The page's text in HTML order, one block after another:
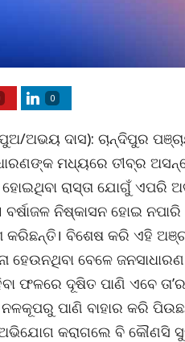
0
ଅଭୟ ଦାସ): ଚାନ୍ଦିପୁର
ମଧ୍ୟରେ ତୀବ୍ର
ରାସ୍ତା ଯୋଗୁଁ ଏପରି
ବର୍ଷାଜଳ ନିଷ୍କାସନ ହୋଇ
କରିଛନ୍ତି। ବିଶେଷ କରି ଏହି
ହେଉନଥିବା ବେଳେ
ଫଳରେ ଦୂଷିତ ପାଣି ଏବେ
ପାଣି ବାହାର କରି
କରାଗଲେ ବି କୌଣସି